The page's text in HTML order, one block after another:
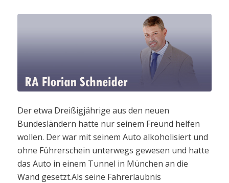
Der etwa Dreißigjährige aus den neuen
Bundesländern hatte nur seinem Freund helfen
wollen. Der war mit seinem Auto alkoholisiert und
ohne Führerschein unterwegs gewesen und hatte
das Auto in einem Tunnel in München an die
Wand gesetzt.Als seine Fahrerlaubnis